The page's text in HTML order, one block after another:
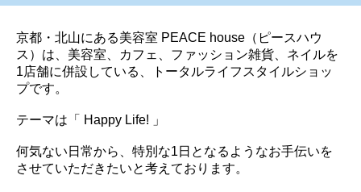
京都・北山にある美容室 PEACE house（ピースハウ
ス）は、美容室、カフェ、ファッション雑貨、ネイルを
1店舗に併設している、トータルライフスタイルショッ
プです。
テーマは「 Happy Life! 」
何気ない日常から、特別な1日となるようなお手伝いを
させていただきたいと考えております。